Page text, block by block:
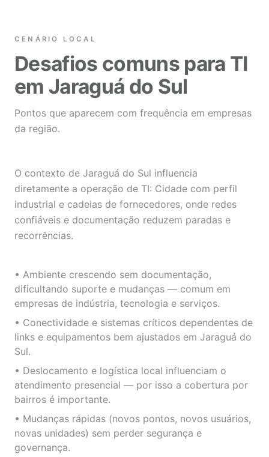
CENÁRIO LOCAL
Desafios comuns para TI
em Jaraguá do Sul
Pontos que aparecem com frequência em empresas
da região.
O contexto de Jaraguá do Sul influencia
diretamente a operação de TI: Cidade com perfil
industrial e cadeias de fornecedores, onde redes
confiáveis e documentação reduzem paradas e
recorrências.
• Ambiente crescendo sem documentação,
dificultando suporte e mudanças — comum em
empresas de indústria, tecnologia e serviços.
• Conectividade e sistemas críticos dependentes de
links e equipamentos bem ajustados em Jaraguá do
Sul.
• Deslocamento e logística local influenciam o
atendimento presencial — por isso a cobertura por
bairros é importante.
• Mudanças rápidas (novos pontos, novos usuários,
novas unidades) sem perder segurança e
governança.